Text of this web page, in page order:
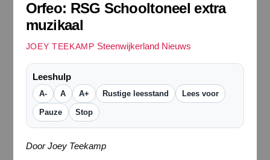
Orfeo: RSG Schooltoneel extra
muzikaal
JOEY TEEKAMP Steenwijkerland Nieuws
Leeshulp
A- A A+ Rustige leesstand Lees voor
Pauze Stop
Door Joey Teekamp